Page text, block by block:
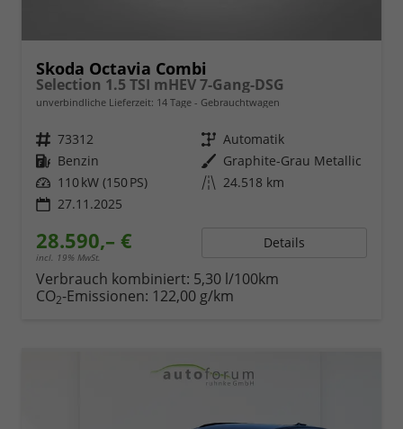
Skoda Octavia Combi
Selection 1.5 TSI mHEV 7-Gang-DSG
unverbindliche Lieferzeit: 14 Tage Gebrauchtwagen
Fahrzeugnr. 73312 Getriebe Automatik
Kraftstoff Benzin Außenfarbe Graphite-Grau Metallic
Leistung 110 kW (150 PS) Kilometerstand 24.518 km
27.11.2025
28.590,– €
incl. 19% MwSt.
Details
Verbrauch kombiniert: 5,30 l/100km
CO2-Emissionen: 122,00 g/km